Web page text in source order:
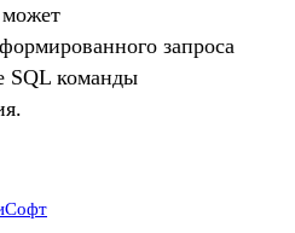
может
запроса
SQL команды
Софт